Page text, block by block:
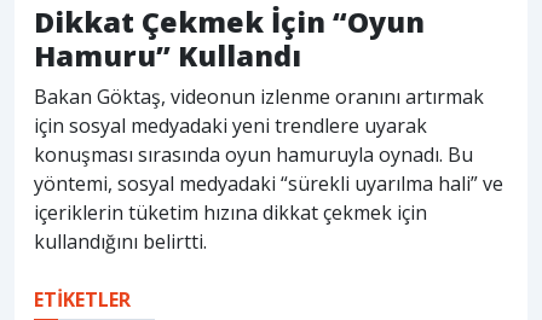
Dikkat Çekmek İçin “Oyun
Hamuru” Kullandı
Bakan Göktaş, videonun izlenme oranını artırmak
için sosyal medyadaki yeni trendlere uyarak
konuşması sırasında oyun hamuruyla oynadı. Bu
yöntemi, sosyal medyadaki “sürekli uyarılma hali” ve
içeriklerin tüketim hızına dikkat çekmek için
kullandığını belirtti.
ETİKETLER